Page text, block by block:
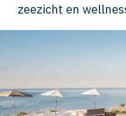
zeezicht en